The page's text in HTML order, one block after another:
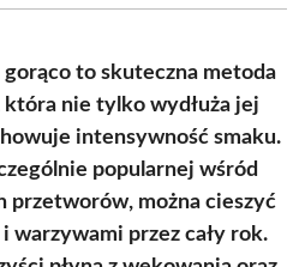
to skuteczna metoda
nie tylko wydłuża jej
intensywność smaku.
popularnej wśród
przetworów, można cieszyć
warzywami przez cały rok.